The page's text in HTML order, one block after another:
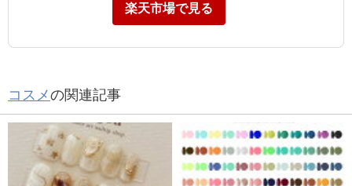
楽天市場で見る
コスメの関連記事